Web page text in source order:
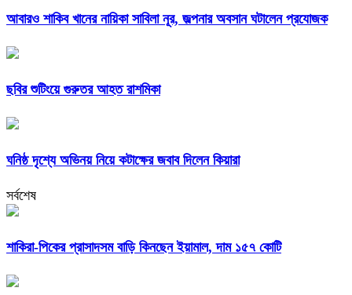
আবারও শাকিব খানের নায়িকা সাবিলা নূর, জল্পনার অবসান ঘটালেন প্রযোজক
ছবির শুটিংয়ে গুরুতর আহত রাশমিকা
ঘনিষ্ঠ দৃশ্যে অভিনয় নিয়ে কটাক্ষের জবাব দিলেন কিয়ারা
সর্বশেষ
শাকিরা-পিকের প্রাসাদসম বাড়ি কিনছেন ইয়ামাল, দাম ১৫৭ কোটি